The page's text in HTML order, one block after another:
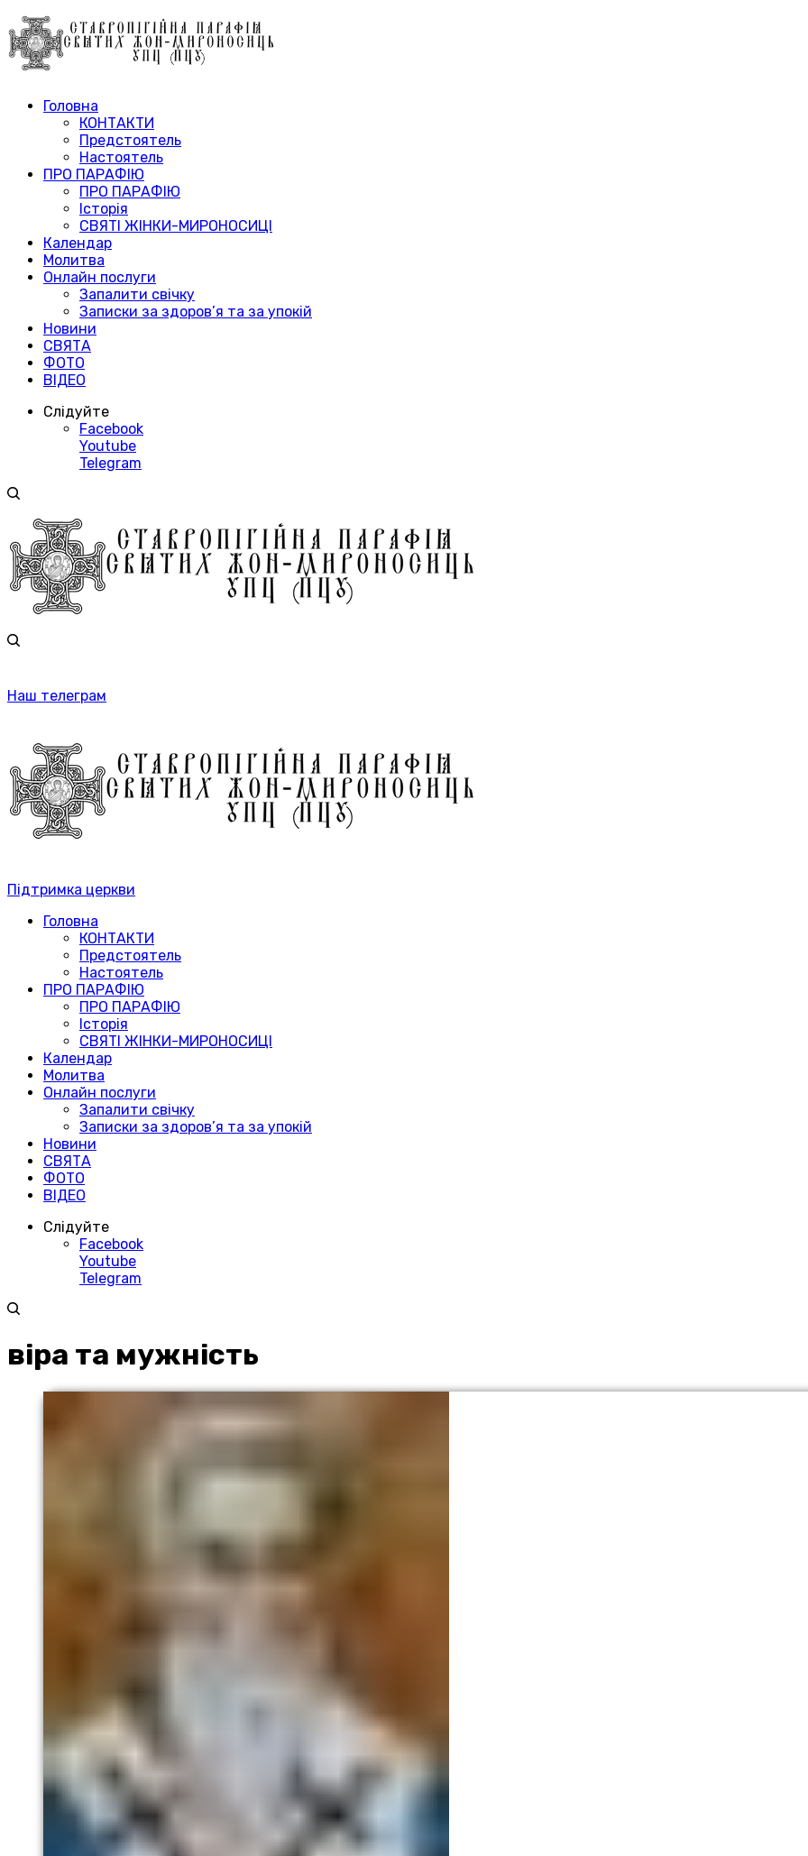
Головна
КОНТАКТИ
Предстоятель
Настоятель
ПРО ПАРАФІЮ
ПРО ПАРАФІЮ
Історія
СВЯТІ ЖІНКИ-МИРОНОСИЦІ
Календар
Молитва
Онлайн послуги
Запалити свічку
Записки за здоров’я та за упокій
Новини
СВЯТА
ФОТО
ВІДЕО
Слідуйте
Facebook
Youtube
Telegram
Наш телеграм
Підтримка церкви
Головна
КОНТАКТИ
Предстоятель
Настоятель
ПРО ПАРАФІЮ
ПРО ПАРАФІЮ
Історія
СВЯТІ ЖІНКИ-МИРОНОСИЦІ
Календар
Молитва
Онлайн послуги
Запалити свічку
Записки за здоров’я та за упокій
Новини
СВЯТА
ФОТО
ВІДЕО
Слідуйте
Facebook
Youtube
Telegram
віра та мужність